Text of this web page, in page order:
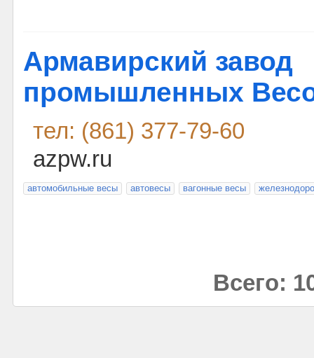
Армавирский завод
промышленных
тел: (861) 377-79-60
azpw.ru
автомобильные весы автовесы вагонные весы
Всего: